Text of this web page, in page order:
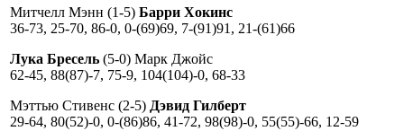
Митчелл Мэнн (1-5) Барри Хокинс
36-73, 25-70, 86-0, 0-(69)69, 7-(91)91, 21-(61)66
Лука Бресель (5-0) Марк Джойс
62-45, 88(87)-7, 75-9, 104(104)-0, 68-33
Мэттью Стивенс (2-5) Дэвид Гилберт
29-64, 80(52)-0, 0-(86)86, 41-72, 98(98)-0, 55(55)-66, 12-59